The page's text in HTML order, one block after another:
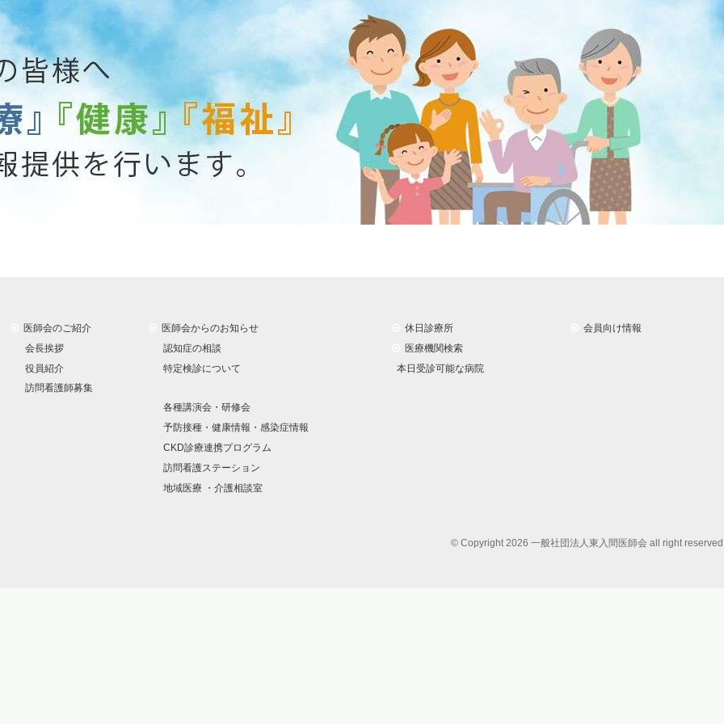
医師会のご紹介
会長挨拶
役員紹介
訪問看護師募集
医師会からのお知らせ
認知症の相談
特定検診について
各種講演会・研修会
予防接種・健康情報・感染症情報
CKD診療連携プログラム
訪問看護ステーション
地域医療 ・介護相談室
休日診療所
医療機関検索
本日受診可能な病院
会員向け情報
© Copyright 2026 一般社団法人東入間医師会 all right